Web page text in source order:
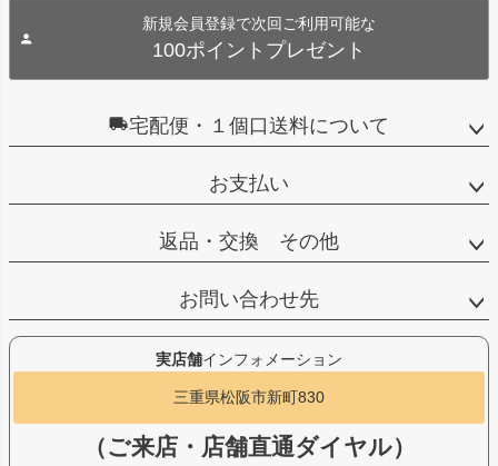
新規会員登録で次回ご利用可能な
100ポイントプレゼント
宅配便・１個口送料について
お支払い
返品・交換 その他
お問い合わせ先
実店舗インフォメーション
三重県松阪市新町830
（ご来店・店舗直通ダイヤル）